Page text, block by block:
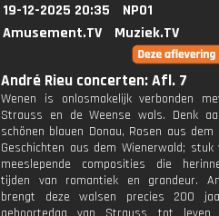
19-12-2025 20:35
NPO1
Amusement.TV
Muziek.TV
André Rieu concerten: Afl. 7
Wenen is onlosmakelijk verbonden
Strauss en de Weense wals. Denk
schönen blauen Donau, Rosen aus dem
Geschichten aus dem Wienerwald;
meeslepende composities die
tijden van romantiek en grandeur.
brengt deze walsen precies 200